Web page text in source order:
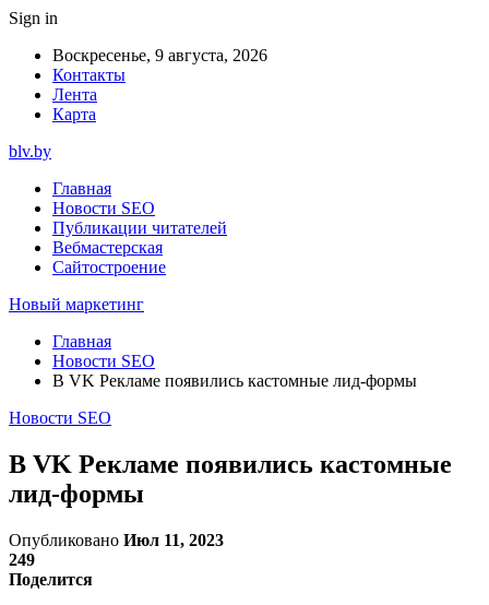
Sign in
Воскресенье, 9 августа, 2026
Контакты
Лента
Карта
blv.by
Главная
Новости SEO
Публикации читателей
Вебмастерская
Сайтостроение
Новый маркетинг
Главная
Новости SEO
В VK Рекламе появились кастомные лид-формы
Новости SEO
В VK Рекламе появились кастомные
лид-формы
Опубликовано Июл 11, 2023
249
Поделится